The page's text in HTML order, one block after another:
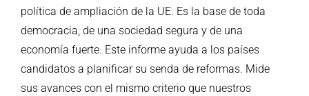
política de ampliación de la UE. Es la base de toda
democracia, de una sociedad segura y de una
economía fuerte. Este informe ayuda a los países
candidatos a planificar su senda de reformas. Mide
sus avances con el mismo criterio que nuestros